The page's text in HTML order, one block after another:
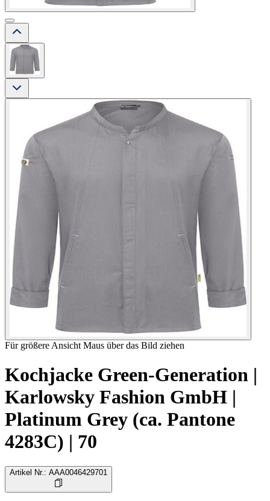
Für größere Ansicht Maus über das Bild ziehen
Kochjacke Green-Generation |
Karlowsky Fashion GmbH |
Platinum Grey (ca. Pantone
4283C) | 70
Artikel Nr. : AAA0046429701